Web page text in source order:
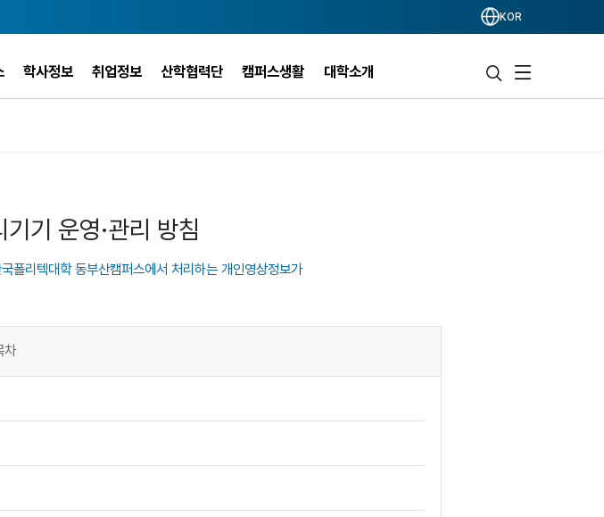
KOR
학사정보 취업정보 산학협력단 캠퍼스생활 대학소개
기 운영·관리 방침
폴리텍대학 동부산캠퍼스에서 처리하는 개인영상정보가
차